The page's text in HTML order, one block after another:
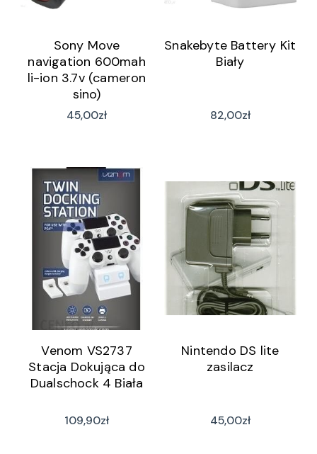
Sony Move
navigation 600mah
li-ion 3.7v (cameron
sino)
45,00zł
Snakebyte Battery Kit
Biały
82,00zł
Venom VS2737
Stacja Dokująca do
Dualschock 4 Biała
109,90zł
Nintendo DS lite
zasilacz
45,00zł